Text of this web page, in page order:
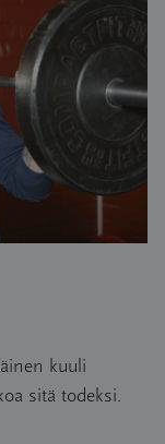
kuuli
sitä todeksi.